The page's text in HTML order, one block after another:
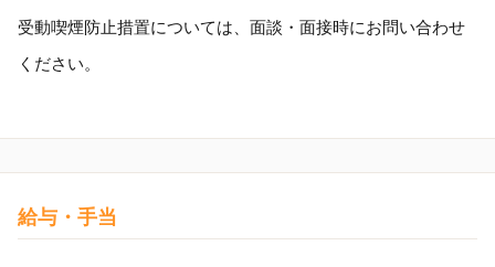
受動喫煙防止措置については、面談・面接時にお問い合わせ
ください。
給与・手当